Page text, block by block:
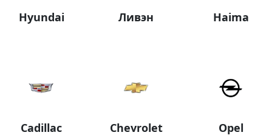
Hyundai Ливэн Haima
Cadillac Chevrolet Opel